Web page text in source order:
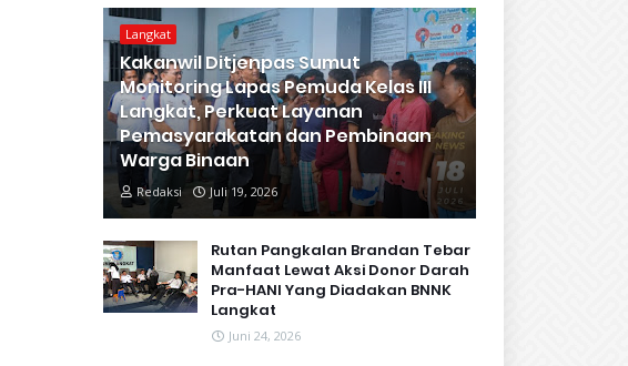
Langkat
Kakanwil Ditjenpas Sumut
Monitoring Lapas Pemuda Kelas III
Langkat, Perkuat Layanan
Pemasyarakatan dan Pembinaan
Warga Binaan
Redaksi Juli 19, 2026
Rutan Pangkalan Brandan Tebar
Manfaat Lewat Aksi Donor Darah
Pra-HANI Yang Diadakan BNNK
Langkat
Juni 24, 2026